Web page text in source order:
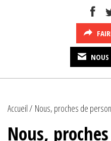
NOUS
Accueil Nous, proches de
Nous,